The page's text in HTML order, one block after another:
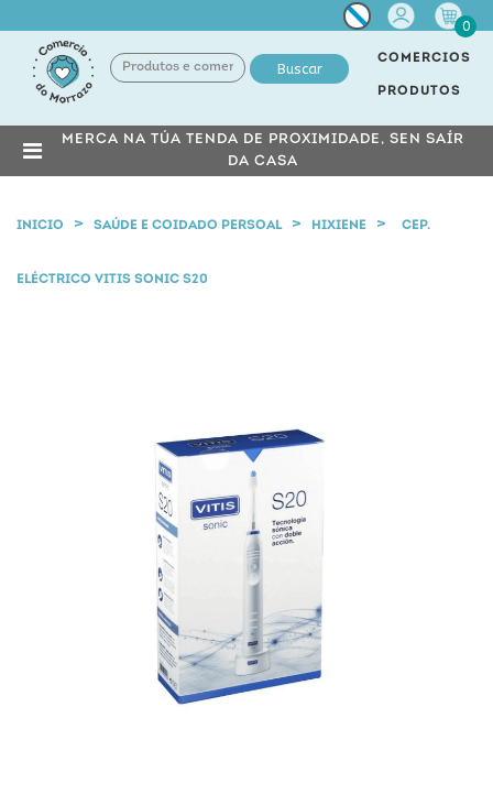
Miña
conta
0
Buscar
COMERCIOS
PRODUTOS
MERCA NA TÚA TENDA DE PROXIMIDADE, SEN SAÍR
DA CASA
INICIO SAÚDE E COIDADO PERSOAL HIXIENE CEP.
ELÉCTRICO VITIS SONIC S20